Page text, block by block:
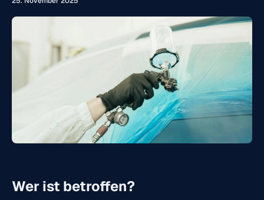
Wer ist betroffen?